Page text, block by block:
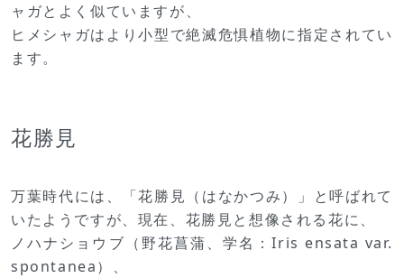
ャガとよく似ていますが、
ヒメシャガはより小型で絶滅危惧植物に指定されてい
ます。
花勝見
万葉時代には、「花勝見（はなかつみ）」と呼ばれて
いたようですが、現在、花勝見と想像される花に、
ノハナショウブ（野花菖蒲、学名：Iris ensata var.
spontanea）、